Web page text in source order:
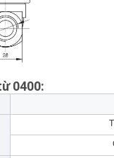
0400: